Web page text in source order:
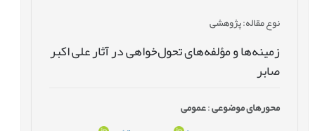
نوع مقاله: پژوهشی
زمینه‌ها و مؤلفه‌های تحول‌خواهی در آثار علی اکبر
صابر
محورهای موضوعی:عمومى